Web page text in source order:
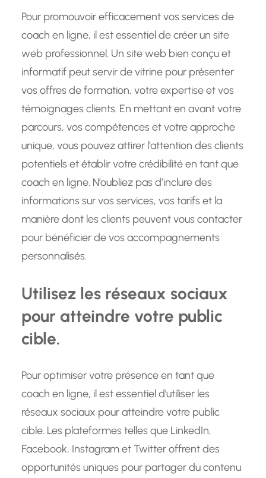
Pour promouvoir efficacement vos services de
coach en ligne, il est essentiel de créer un site
web professionnel. Un site web bien conçu et
informatif peut servir de vitrine pour présenter
vos offres de formation, votre expertise et vos
témoignages clients. En mettant en avant votre
parcours, vos compétences et votre approche
unique, vous pouvez attirer l’attention des clients
potentiels et établir votre crédibilité en tant que
coach en ligne. N’oubliez pas d’inclure des
informations sur vos services, vos tarifs et la
manière dont les clients peuvent vous contacter
pour bénéficier de vos accompagnements
personnalisés.
Utilisez les réseaux sociaux
pour atteindre votre public
cible.
Pour optimiser votre présence en tant que
coach en ligne, il est essentiel d’utiliser les
réseaux sociaux pour atteindre votre public
cible. Les plateformes telles que LinkedIn,
Facebook, Instagram et Twitter offrent des
opportunités uniques pour partager du contenu